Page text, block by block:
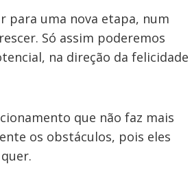
para uma nova etapa, num
Só assim poderemos
na direção da felicidade
que não faz mais
os obstáculos, pois eles